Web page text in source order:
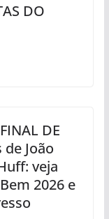
DO
DE
de João
veja
2026 e